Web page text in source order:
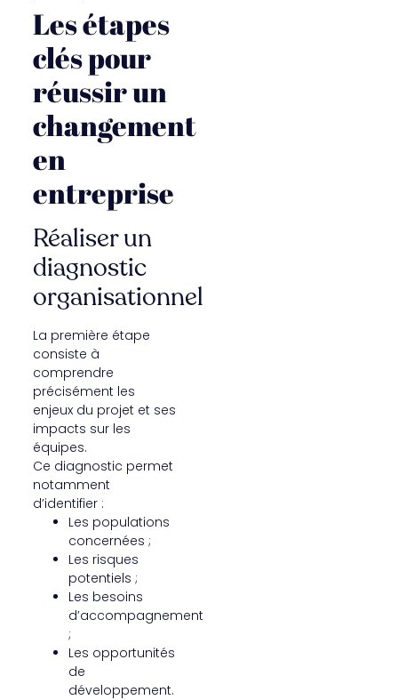
Les étapes
clés pour
réussir un
changement
en
entreprise
Réaliser un
diagnostic
organisationnel
La première étape
consiste à
comprendre
précisément les
enjeux du projet et ses
impacts sur les
équipes.
Ce diagnostic permet
notamment
d’identifier :
Les populations
concernées ;
Les risques
potentiels ;
Les besoins
d’accompagnement
;
Les opportunités
de
développement.